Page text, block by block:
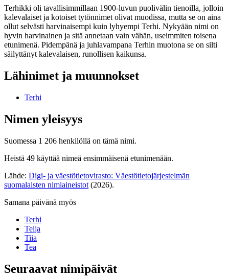
Terhikki oli tavallisimmillaan 1900-luvun puolivälin tienoilla, jolloin
kalevalaiset ja kotoiset tytönnimet olivat muodissa, mutta se on aina
ollut selvästi harvinaisempi kuin lyhyempi Terhi. Nykyään nimi on
hyvin harvinainen ja sitä annetaan vain vähän, useimmiten toisena
etunimenä. Pidempänä ja juhlavampana Terhin muotona se on silti
säilyttänyt kalevalaisen, runollisen kaikunsa.
Lähinimet ja muunnokset
Terhi
Nimen yleisyys
Suomessa 1 206 henkilöllä on tämä nimi.
Heistä 49 käyttää nimeä ensimmäisenä etunimenään.
Lähde: Digi- ja väestötietovirasto: Väestötietojärjestelmän
suomalaisten nimiaineistot (2026).
Samana päivänä myös
Terhi
Teija
Tiia
Tea
Seuraavat nimipäivät